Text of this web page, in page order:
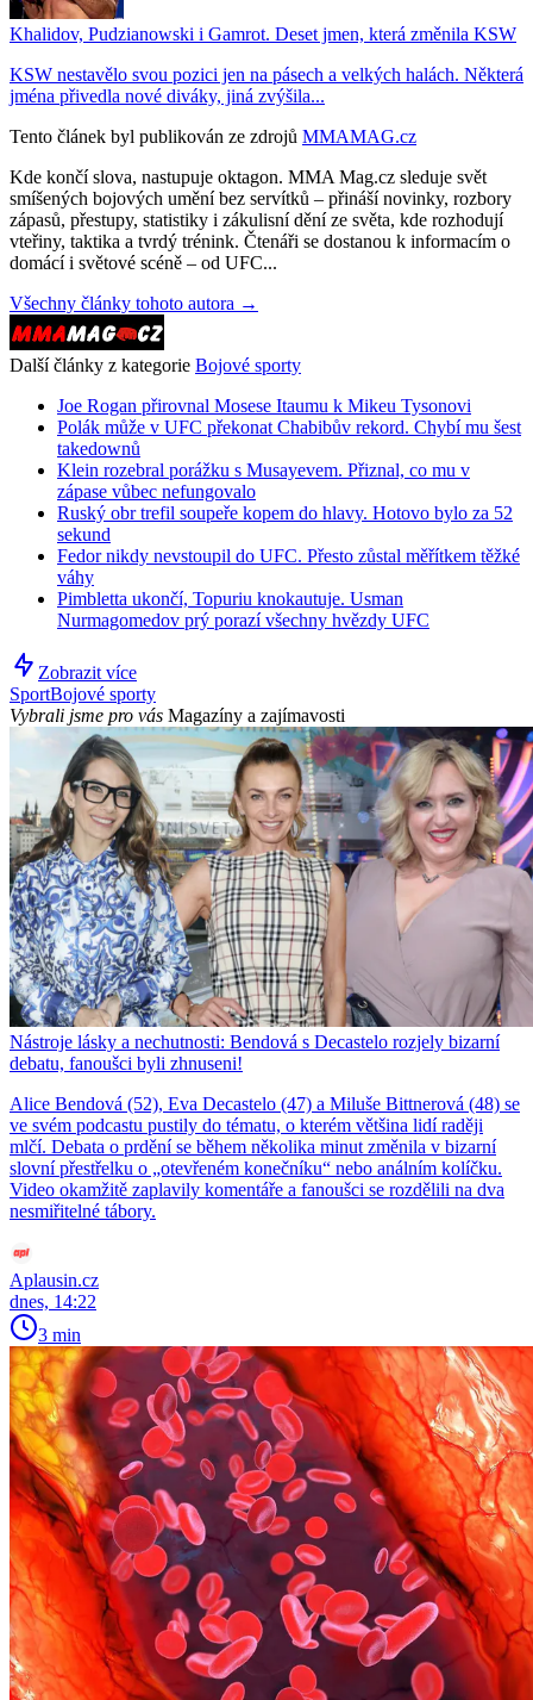
Khalidov, Pudzianowski i Gamrot. Deset jmen, která změnila KSW
KSW nestavělo svou pozici jen na pásech a velkých halách. Některá
jména přivedla nové diváky, jiná zvýšila...
Tento článek byl publikován ze zdrojů MMAMAG.cz
Kde končí slova, nastupuje oktagon. MMA Mag.cz sleduje svět
smíšených bojových umění bez servítků – přináší novinky, rozbory
zápasů, přestupy, statistiky i zákulisní dění ze světa, kde rozhodují
vteřiny, taktika a tvrdý trénink. Čtenáři se dostanou k informacím o
domácí i světové scéně – od UFC...
Všechny články tohoto autora →
Další články z kategorie Bojové sporty
Joe Rogan přirovnal Mosese Itaumu k Mikeu Tysonovi
Polák může v UFC překonat Chabibův rekord. Chybí mu šest
takedownů
Klein rozebral porážku s Musayevem. Přiznal, co mu v
zápase vůbec nefungovalo
Ruský obr trefil soupeře kopem do hlavy. Hotovo bylo za 52
sekund
Fedor nikdy nevstoupil do UFC. Přesto zůstal měřítkem těžké
váhy
Pimbletta ukončí, Topuriu knokautuje. Usman
Nurmagomedov prý porazí všechny hvězdy UFC
Zobrazit více
SportBojové sporty
Vybrali jsme pro vás Magazíny a zajímavosti
Nástroje lásky a nechutnosti: Bendová s Decastelo rozjely bizarní
debatu, fanoušci byli zhnuseni!
Alice Bendová (52), Eva Decastelo (47) a Miluše Bittnerová (48) se
ve svém podcastu pustily do tématu, o kterém většina lidí raději
mlčí. Debata o prdění se během několika minut změnila v bizarní
slovní přestřelku o „otevřeném konečníku“ nebo análním kolíčku.
Video okamžitě zaplavily komentáře a fanoušci se rozdělili na dva
nesmiřitelné tábory.
Aplausin.cz
dnes, 14:22
3 min